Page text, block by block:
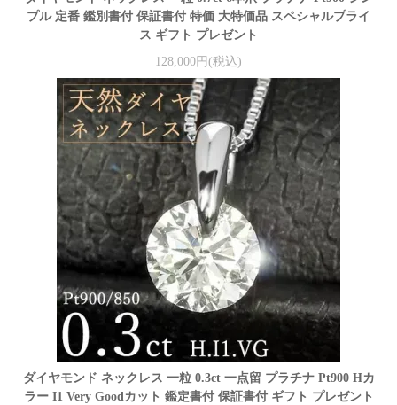
プル 定番 鑑別書付 保証書付 特価 大特価品 スペシャルプライ
ス ギフト プレゼント
128,000円(税込)
ダイヤモンド ネックレス 一粒 0.3ct 一点留 プラチナ Pt900 Hカ
ラー I1 Very Goodカット 鑑定書付 保証書付 ギフト プレゼント